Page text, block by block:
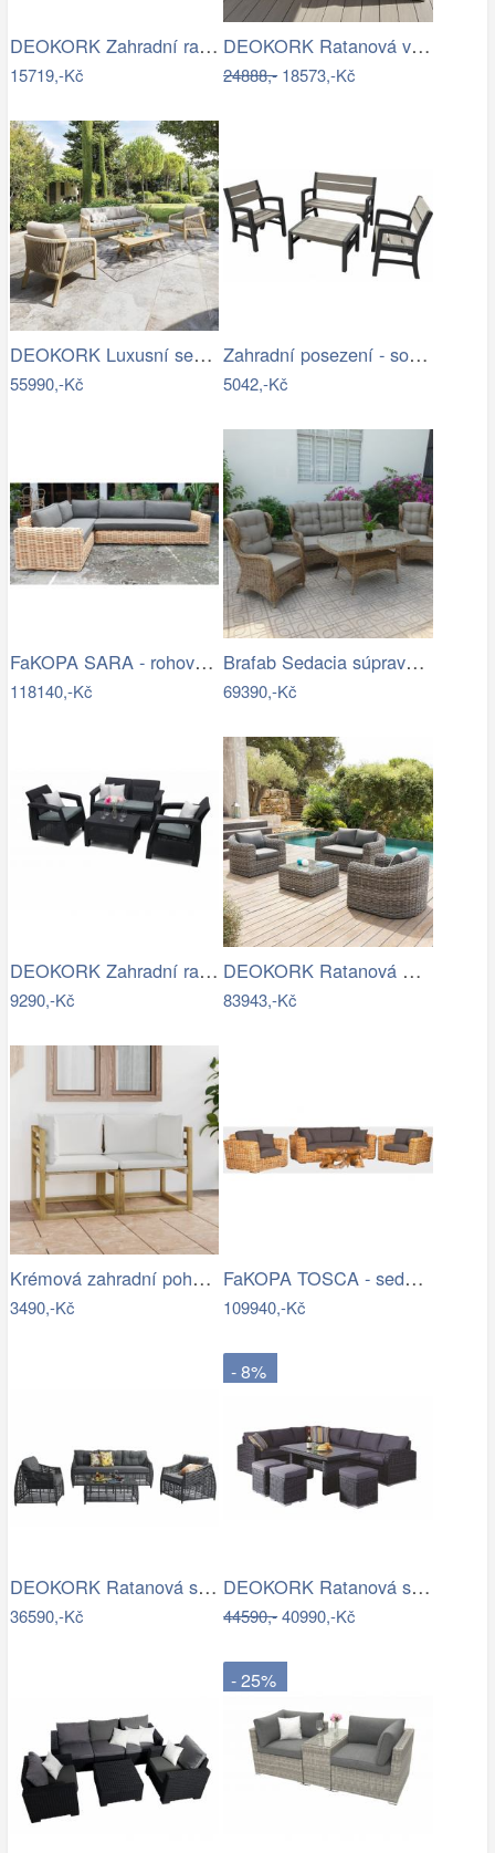
DEOKORK Zahradní ratanová sestava …
15719,-Kč
DEOKORK Ratanová variabilní sestava…
24888,-18573,-Kč
DEOKORK Luxusní sestava z akácie…
55990,-Kč
Zahradní posezení - souprava - UZN
5042,-Kč
FaKOPA SARA - rohová sedačka ze…
118140,-Kč
Brafab Sedacia súprava béžová ROSITA -…
69390,-Kč
DEOKORK Zahradní ratanová sestava CORFU…
9290,-Kč
DEOKORK Ratanová modulová sestava…
83943,-Kč
Krémová zahradní pohovka MAJKEN
3490,-Kč
FaKOPA TOSCA - sedací souprava Lucy Mdum
109940,-Kč
DEOKORK Ratanová sestava CHARLOTTE …
36590,-Kč
- 8%
DEOKORK Ratanová sestava NAOMI antracit…
44590,-40990,-Kč
- 25%